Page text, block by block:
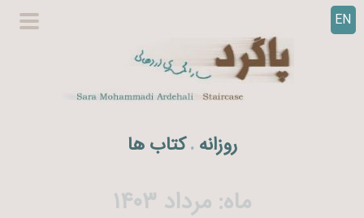
EN
روزانه . کتاب ها
ماه: مرداد ۱۴۰۳